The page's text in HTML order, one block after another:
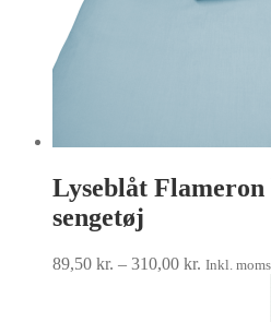
Lyseblåt
sengetøj
89,50 kr. – 310,00 kr. Inkl. moms